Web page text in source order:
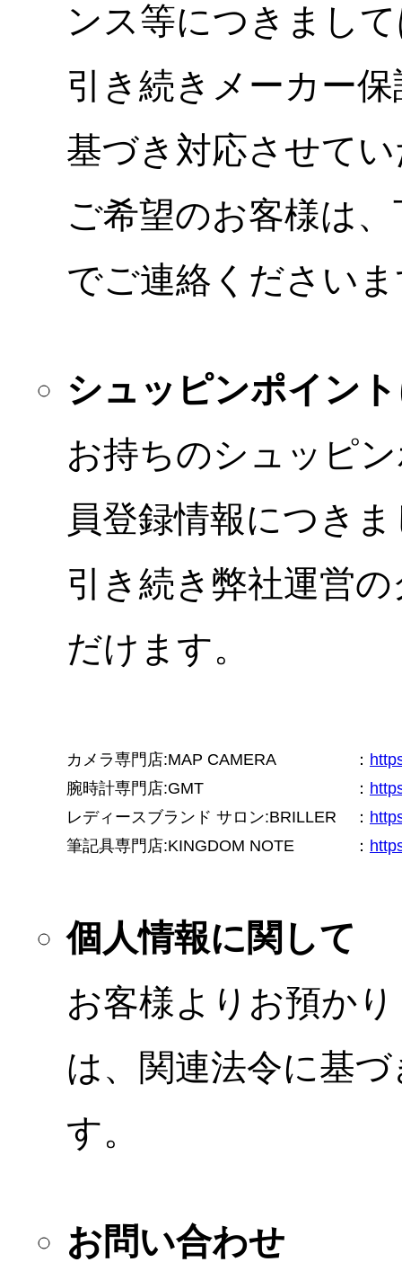
ンス等につきまし
引き続きメーカー
基づき対応させて
ご希望のお客様は
でご連絡ください
シュッピンポイン
お持ちのシュッピ
員登録情報につき
引き続き弊社運営
だけます。
カメラ専門店:MAP CAMERA ：
腕時計専門店:GMT
：
レディースブランド サロン:BRILLER
：
筆記具専門店:KINGDOM NOTE
：
個人情報に関して
お客様よりお預か
は、関連法令に基
す。
お問い合わせ